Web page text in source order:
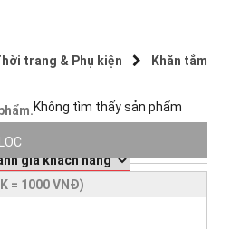
trang & Phụ kiện Khăn tắm
Không tìm thấy sản phẩm
= 1000 VNĐ)